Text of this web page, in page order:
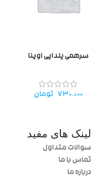
سرهمی یلدایی اوینا
۷۳۰.۰۰۰ تومان
لینک های مفید
سوالات متداول
تماس با ما
درباره ما